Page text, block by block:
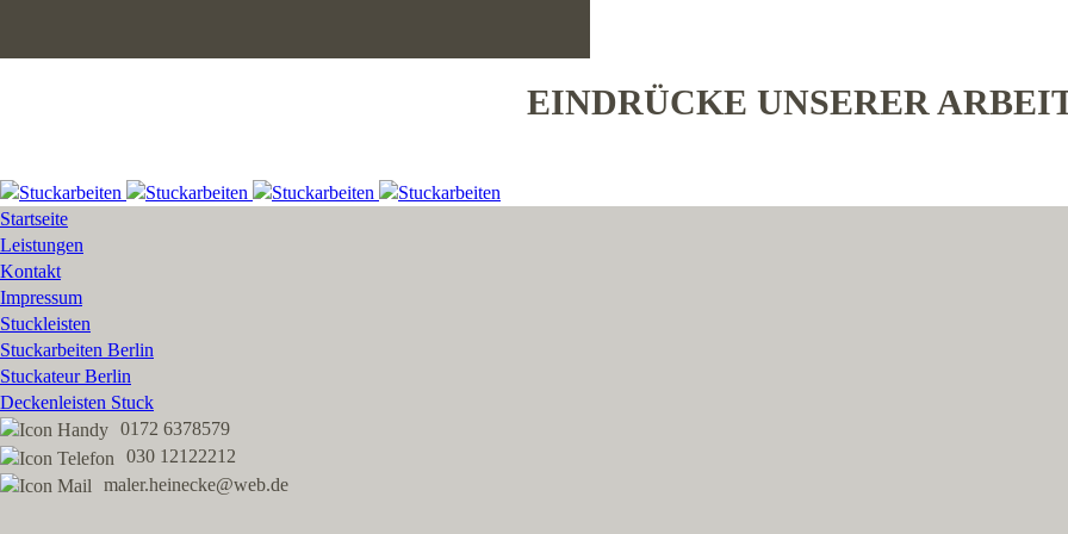
EINDRÜCKE UNSERER
Startseite
Leistungen
Kontakt
Impressum
Stuckleisten
Stuckarbeiten Berlin
Stuckateur Berlin
Deckenleisten Stuck
0172 6378579
030 12122212
maler.heinecke@web.de